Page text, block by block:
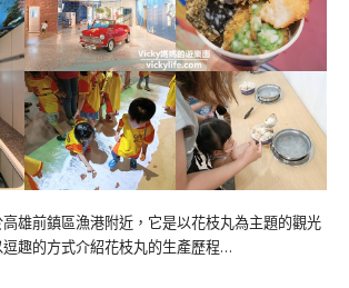
雄前鎮區漁港附近，它是以花枝丸為主題的觀光
趣的方式介紹花枝丸的生產歷程…